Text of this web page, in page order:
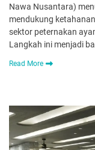
Nawa Nusantara)
mendukung
sektor peternakan
Langkah ini menjadi
Read More